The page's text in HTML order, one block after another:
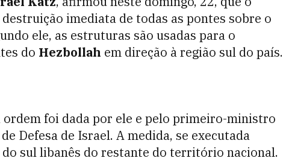
imediata de todas as pontes sobre o
ele, as estruturas são usadas para o
do Hezbollah em direção à região sul do país.
ordem foi dada por ele e pelo primeiro-ministro
Defesa de Israel. A medida, se executada
sul libanês do restante do território nacional.